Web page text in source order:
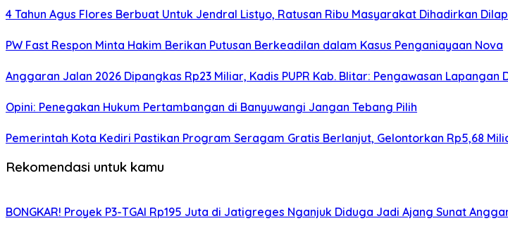
4 Tahun Agus Flores Berbuat Untuk Jendral Listyo, Ratusan Ribu Masyarakat Dihadirkan
PW Fast Respon Minta Hakim Berikan Putusan Berkeadilan dalam Kasus Penganiayaan Nova
Anggaran Jalan 2026 Dipangkas Rp23 Miliar, Kadis PUPR Kab. Blitar: Pengawasan Lapangan
Opini: Penegakan Hukum Pertambangan di Banyuwangi Jangan Tebang Pilih
Pemerintah Kota Kediri Pastikan Program Seragam Gratis Berlanjut, Gelontorkan Rp5,68
Rekomendasi untuk kamu
BONGKAR! Proyek P3-TGAI Rp195 Juta di Jatigreges Nganjuk Diduga Jadi Ajang Sunat